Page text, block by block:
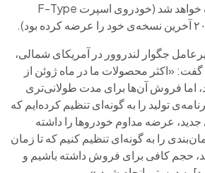
در اواخر امسال متوقف خواهد شد (خودروی اسپرت F-Type
جگوار لندروور در آمریکای شمالی،
اخیراً به Road & Track گفت: «اکثر محصولات ما در ماه ژوئن از
اما فروش آن‌ها برای مدت طولانی‌تری
تولید را به گونه‌ای تنظیم کرده‌ایم که
عرضه مداوم خودروها را داشته
را به گونه‌ای تنظیم کنیم که تا زمان
حجم کافی برای فروش داشته باشیم و